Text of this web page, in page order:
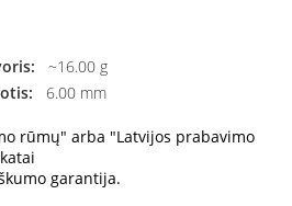
~16.00 g
6.00 mm
rūmų" arba "Latvijos prabavimo
garantija.